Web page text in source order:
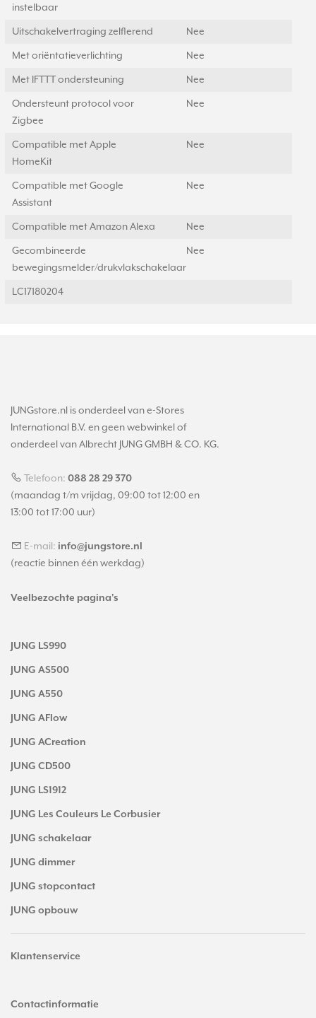
instelbaar
Uitschakelvertraging zelflerend Nee
Met oriëntatieverlichting Nee
Met IFTTT ondersteuning Nee
Ondersteunt protocol voor
Zigbee
Nee
Compatible met Apple
HomeKit
Nee
Compatible met Google
Assistant
Nee
Compatible met Amazon Alexa Nee
Gecombineerde
bewegingsmelder/drukvlakschakelaar
Nee
LC17180204
JUNGstore.nl is onderdeel van e-Stores
International B.V. en geen webwinkel of
onderdeel van Albrecht JUNG GMBH & CO. KG.
Telefoon: 088 28 29 370
(maandag t/m vrijdag, 09:00 tot 12:00 en
13:00 tot 17:00 uur)
E-mail: info@jungstore.nl
(reactie binnen één werkdag)
Veelbezochte pagina's
JUNG LS990
JUNG AS500
JUNG A550
JUNG AFlow
JUNG ACreation
JUNG CD500
JUNG LS1912
JUNG Les Couleurs Le Corbusier
JUNG schakelaar
JUNG dimmer
JUNG stopcontact
JUNG opbouw
Klantenservice
Contactinformatie